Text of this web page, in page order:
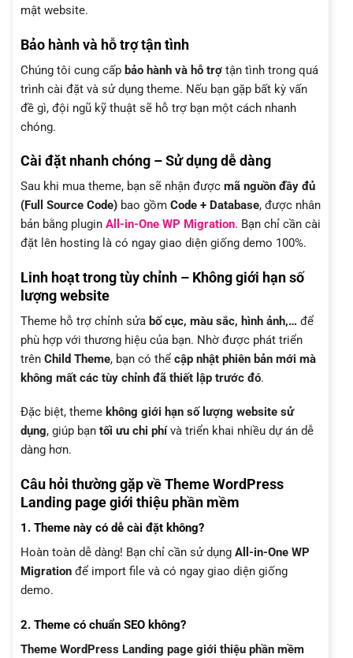
mật website.
Bảo hành và hỗ trợ tận tình
Chúng tôi cung cấp bảo hành và hỗ trợ tận tình trong quá
trình cài đặt và sử dụng theme. Nếu bạn gặp bất kỳ vấn
đề gì, đội ngũ kỹ thuật sẽ hỗ trợ bạn một cách nhanh
chóng.
Cài đặt nhanh chóng – Sử dụng dễ dàng
Sau khi mua theme, bạn sẽ nhận được mã nguồn đầy đủ
(Full Source Code) bao gồm Code + Database, được nhân
bản bằng plugin All-in-One WP Migration. Bạn chỉ cần cài
đặt lên hosting là có ngay giao diện giống demo 100%.
Linh hoạt trong tùy chỉnh – Không giới hạn số
lượng website
Theme hỗ trợ chỉnh sửa bố cục, màu sắc, hình ảnh,… để
phù hợp với thương hiệu của bạn. Nhờ được phát triển
trên Child Theme, bạn có thể cập nhật phiên bản mới mà
không mất các tùy chỉnh đã thiết lập trước đó.
Đặc biệt, theme không giới hạn số lượng website sử
dụng, giúp bạn tối ưu chi phívà triển khai nhiều dự án dễ
dàng hơn.
Câu hỏi thường gặp về Theme WordPress
Landing page giới thiệu phần mềm
1. Theme này có dễ cài đặt không?
Hoàn toàn dễ dàng! Bạn chỉ cần sử dụng All-in-One WP
Migration để import file và có ngay giao diện giống
demo.
2. Theme có chuẩn SEO không?
Theme WordPress Landing page giới thiệu phần mềm